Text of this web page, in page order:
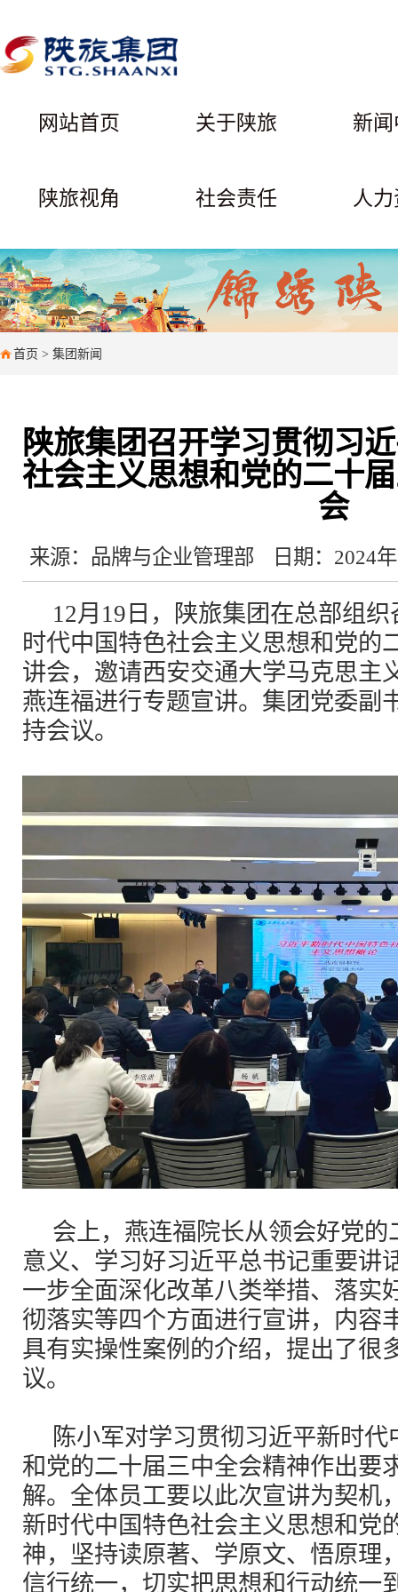
网站首页 关于陕旅 新
陕旅视角 社会责任 人
首页 > 集团新闻
陕旅集团召开学习贯彻习
社会主义思想和党的二十
会
来源：品牌与企业管理部 日期：2024
12月19日，陕旅集团在总部组
时代中国特色社会主义思想和党的
讲会，邀请西安交通大学马克思主
燕连福进行专题宣讲。集团党委副
持会议。
会上，燕连福院长从领会好党
意义、学习好习近平总书记重要讲
一步全面深化改革八类举措、落实
彻落实等四个方面进行宣讲，内容
具有实操性案例的介绍，提出了很
议。
陈小军对学习贯彻习近平新时
和党的二十届三中全会精神作出要
解。全体员工要以此次宣讲为契机
新时代中国特色社会主义思想和党
神，坚持读原著、学原文、悟原理
信行统一，切实把思想和行动统一